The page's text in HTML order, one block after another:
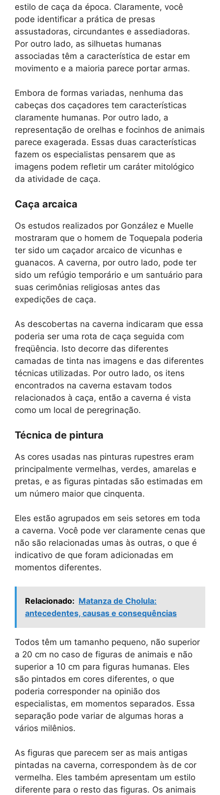
estilo de caça da época. Claramente, você
pode identificar a prática de presas
assustadoras, circundantes e assediadoras.
Por outro lado, as silhuetas humanas
associadas têm a característica de estar em
movimento e a maioria parece portar armas.
Embora de formas variadas, nenhuma das
cabeças dos caçadores tem características
claramente humanas. Por outro lado, a
representação de orelhas e focinhos de animais
parece exagerada. Essas duas características
fazem os especialistas pensarem que as
imagens podem refletir um caráter mitológico
da atividade de caça.
Caça arcaica
Os estudos realizados por González e Muelle
mostraram que o homem de Toquepala poderia
ter sido um caçador arcaico de vicunhas e
guanacos. A caverna, por outro lado, pode ter
sido um refúgio temporário e um santuário para
suas cerimônias religiosas antes das
expedições de caça.
As descobertas na caverna indicaram que essa
poderia ser uma rota de caça seguida com
freqüência. Isto decorre das diferentes
camadas de tinta nas imagens e das diferentes
técnicas utilizadas. Por outro lado, os itens
encontrados na caverna estavam todos
relacionados à caça, então a caverna é vista
como um local de peregrinação.
Técnica de pintura
As cores usadas nas pinturas rupestres eram
principalmente vermelhas, verdes, amarelas e
pretas, e as figuras pintadas são estimadas em
um número maior que cinquenta.
Eles estão agrupados em seis setores em toda
a caverna. Você pode ver claramente cenas que
não são relacionadas umas às outras, o que é
indicativo de que foram adicionadas em
momentos diferentes.
Relacionado: Matanza de Cholula:
antecedentes, causas e consequências
Todos têm um tamanho pequeno, não superior
a 20 cm no caso de figuras de animais e não
superior a 10 cm para figuras humanas. Eles
são pintados em cores diferentes, o que
poderia corresponder na opinião dos
especialistas, em momentos separados. Essa
separação pode variar de algumas horas a
vários milênios.
As figuras que parecem ser as mais antigas
pintadas na caverna, correspondem às de cor
vermelha. Eles também apresentam um estilo
diferente para o resto das figuras. Os animais